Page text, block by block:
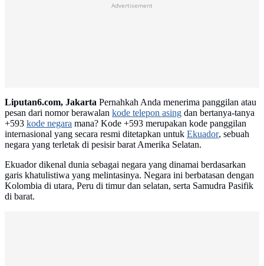
Liputan6.com, Jakarta Pernahkah Anda menerima panggilan atau
pesan dari nomor berawalan kode telepon asing dan bertanya-tanya
+593 kode negara mana? Kode +593 merupakan kode panggilan
internasional yang secara resmi ditetapkan untuk Ekuador, sebuah
negara yang terletak di pesisir barat Amerika Selatan.
Ekuador dikenal dunia sebagai negara yang dinamai berdasarkan
garis khatulistiwa yang melintasinya. Negara ini berbatasan dengan
Kolombia di utara, Peru di timur dan selatan, serta Samudra Pasifik
di barat.